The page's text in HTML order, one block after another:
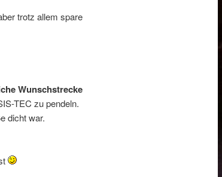
trotz allem spare
Wunschstrecke
TEC zu pendeln.
dicht war.